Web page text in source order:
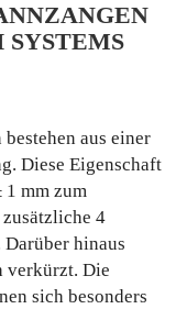
aus einer
Diese Eigenschaft
mm zum
4
hinaus
verkürzt. Die
sich besonders